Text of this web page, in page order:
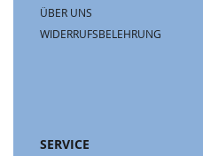
ÜBER UNS
WIDERRUFSBELEHRUNG
SERVICE